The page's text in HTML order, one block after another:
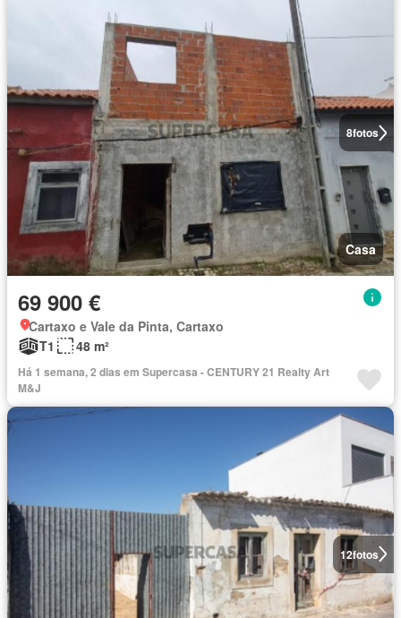
8fotos
Casa
69 900 €
Cartaxo e Vale da Pinta, Cartaxo
T1
48 m²
Há 1 semana, 2 dias em Supercasa - CENTURY 21 Realty Art
M&J
12fotos